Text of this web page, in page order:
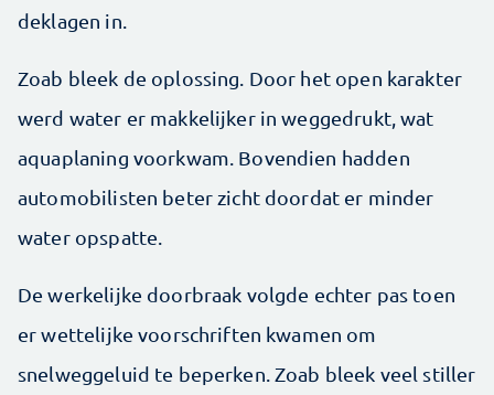
deklagen in.
Zoab bleek de oplossing. Door het open karakter
werd water er makkelijker in weggedrukt, wat
aquaplaning voorkwam. Bovendien hadden
automobilisten beter zicht doordat er minder
water opspatte.
De werkelijke doorbraak volgde echter pas toen
er wettelijke voorschriften kwamen om
snelweggeluid te beperken. Zoab bleek veel stiller